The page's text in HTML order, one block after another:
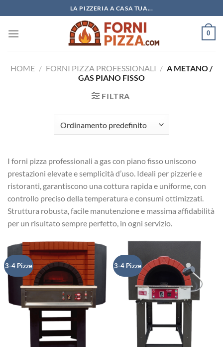
ai
contenuti
LA PIZZERIA A CASA TUA...
0
HOME / FORNI PIZZA PROFESSIONALI / A METANO /
GAS PIANO FISSO
FILTRA
I forni pizza professionali a gas con piano fisso uniscono
prestazioni elevate e semplicità d’uso. Ideali per pizzerie e
ristoranti, garantiscono una cottura rapida e uniforme, con
controllo preciso della temperatura e consumi ottimizzati.
Struttura robusta, facile manutenzione e massima affidabilità
per un risultato sempre perfetto, in ogni servizio.
3-4 Pizze 3-4 Pizze